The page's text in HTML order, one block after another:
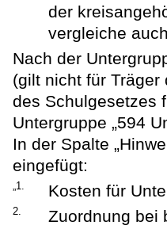
der
vergleiche
Nach der
(gilt nicht für
des Schulgesetzes
Untergruppe „594
In der Spalte
eingefügt:
„1. Kosten für
2. Zuordnung bei